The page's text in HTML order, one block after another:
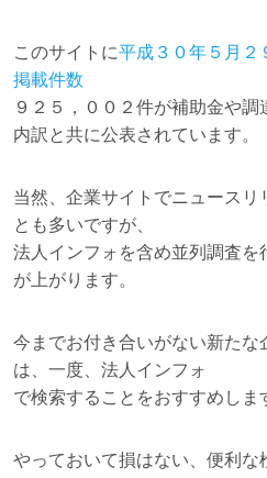
このサイトに平成３０年５月２
掲載件数
９２５，００２件が補助金や
内訳と共に公表されています。
当然、企業サイトでニュースリ
とも多いですが、
法人インフォを含め並列調査
が上がります。
今までお付き合いがない新たな
は、一度、法人インフォ
で検索することをおすすめしま
やっておいて損はない、便利な